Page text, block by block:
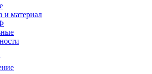
и материал